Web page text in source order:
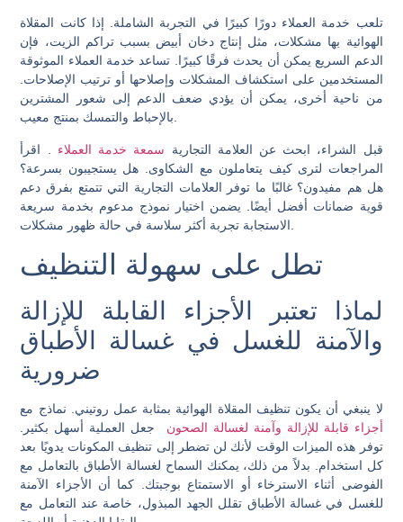
تلعب خدمة العملاء دورًا كبيرًا في التجربة الشاملة. إذا كانت المقلاة
الهوائية بها مشكلات، مثل إنتاج دخان أبيض بسبب تراكم الزيت، فإن
الدعم السريع يمكن أن يحدث فرقًا كبيرًا. تساعد خدمة العملاء الموثوقة
المستخدمين على استكشاف المشكلات وإصلاحها أو ترتيب الإصلاحات.
من ناحية أخرى، يمكن أن يؤدي ضعف الدعم إلى شعور المشترين
بالإحباط والتمسك بمنتج معيب.
قبل الشراء، ابحث عن العلامة التجارية سمعة خدمة العملاء
. اقرأ
المراجعات لترى كيف يتعاملون مع الشكاوى. هل يستجيبون بسرعة؟
هل هم مفيدون؟ غالبًا ما توفر العلامات التجارية التي تتمتع بفرق دعم
قوية ضمانات أفضل أيضًا. يضمن اختيار نموذج مدعوم بخدمة سريعة
تطل على سهولة التنظيف
لماذا تعتبر الأجزاء القابلة للإزالة
والآمنة للغسل في غسالة الأطباق
ضرورية
لا ينبغي أن يكون تنظيف المقلاة الهوائية بمثابة عمل روتيني. نماذج مع
أجزاء قابلة للإزالة وآمنة لغسالة الصحون
جعل العملية أسهل بكثير.
توفر هذه الميزات الوقت لأنك لن تضطر إلى تنظيف المكونات يدويًا بعد
كل استخدام. بدلاً من ذلك، يمكنك السماح لغسالة الأطباق بالتعامل مع
الفوضى أثناء الاسترخاء أو الاستمتاع بوجبتك. كما أن الأجزاء الآمنة
للغسل في غسالة الأطباق تقلل الجهد المبذول، خاصة عند التعامل مع